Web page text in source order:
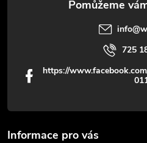
Informace pro vás
info@
725
https://